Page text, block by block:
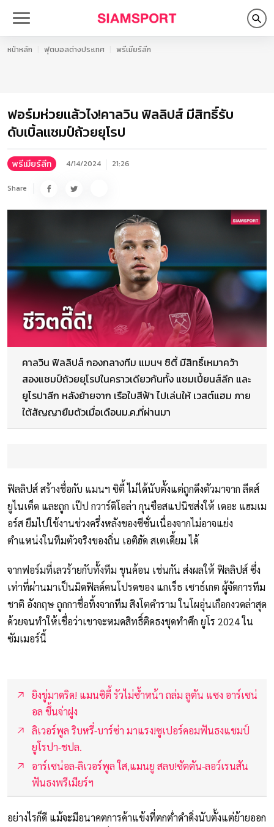
หน้าหลัก ฟุตบอลต่างประเทศ พรีเมียร์ลีก
ฟอร์มห่วยแล้วไง!คาลวิน ฟิลลิปส์ มีสิทธิ์รับ
ดับเบิ้ลแชมป์ถ้วยยุโรป
พรีเมียร์ลีก 4/14/2024 21:26
Share
คาลวิน ฟิลลิปส์ กองกลางทีม แมนฯ ซิตี้ มีสิทธิ์เหมาคว้า
สองแชมป์ถ้วยยุโรปในคราวเดียวกันทั้ง แชมเปี้ยนส์ลีก และ
ยูโรปาลีก หลังย้ายจาก เรือใบสีฟ้า ไปเล่นให้ เวสต์แฮม ภาย
ใต้สัญญายืมตัวเมื่อเดือนม.ค.ที่ผ่านมา
ฟิลลิปส์ สร้างชื่อกับ แมนฯ ซิตี้ ไม่ได้นับตั้งแต่ถูกดึงตัวมาจาก ลีดส์
ยูไนเต็ด และถูก เป๊ป กวาร์ดิโอล่า กุนซือสแปนิชส่งให้ เดอะ แฮมเม
อร์ส ยืมไปใช้งานช่วงครึ่งหลังของซีซั่นเนื่องจากไม่อาจแย่ง
ตำแหน่งในทีมตัวจริงของถิ่น เอติฮัด สเตเดี้ยม ได้
จากฟอร์มที่เลวร้ายกับทั้งทีม ขุนค้อน เช่นกัน ส่งผลให้ ฟิลลิปส์ ซึ่ง
เท่าที่ผ่านมาเป็นมิดฟิลด์คนโปรดของ แกเร็ธ เซาธ์เกต ผู้จัดการทีม
ชาติ อังกฤษ ถูกกาชื่อทิ้งจากทีม สิงโตคำราม ในโผอุ่นเกือกงวดล่าสุด
ด้วยจนทำให้เชื่อว่าเขาจะหมดสิทธิ์ติดธงชุดทำศึก ยูโร 2024 ใน
ซัมเมอร์นี้
ยิงขู่มาดริด! แมนซิตี้ รัวไม่ซ้ำหน้า ถล่ม ลูตัน แซง อาร์เซน่
อล ขึ้นจ่าฝูง
ลิเวอร์พูล ริบหรี่-บาร์ซ่า มาแรง!ซูเปอร์คอมฟันธงแชมป์
ยูโรปา-ชปล.
อาร์เซน่อล-ลิเวอร์พูล ใส,แมนยู สลบ!ซัตตัน-ลอว์เรนสัน
ฟันธงพรีเมียร์ฯ
อย่างไรก็ดี แม้จะมีอนาคตการค้าแข้งที่ตกต่ำดำดิ่งนับตั้งแต่ย้ายออก